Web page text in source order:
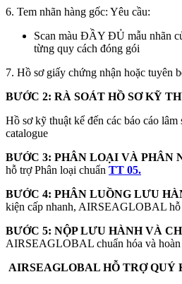
6. Tem nhãn hàng gốc: Yêu cầu:
Scan màu ĐẦY ĐỦ mẫu nhãn
từng quy cách đóng gói
7. Hồ sơ giấy chứng nhận hoặc tuyên
BƯỚC 2: RÀ SOÁT HỒ SƠ KỸ
Hồ sơ kỹ thuật kể đến các báo cáo lâm
catalogue
BƯỚC 3: PHÂN LOẠI VÀ PHÂN
hỗ trợ Phân loại chuẩn TT 05.
BƯỚC 4: PHÂN LUỒNG LƯU
kiện cấp nhanh, AIRSEAGLOBAL hỗ
BƯỚC 5: NỘP LƯU HÀNH VÀ
AIRSEAGLOBAL chuẩn hóa và
AIRSEAGLOBAL HỖ TRỢ QUÝ